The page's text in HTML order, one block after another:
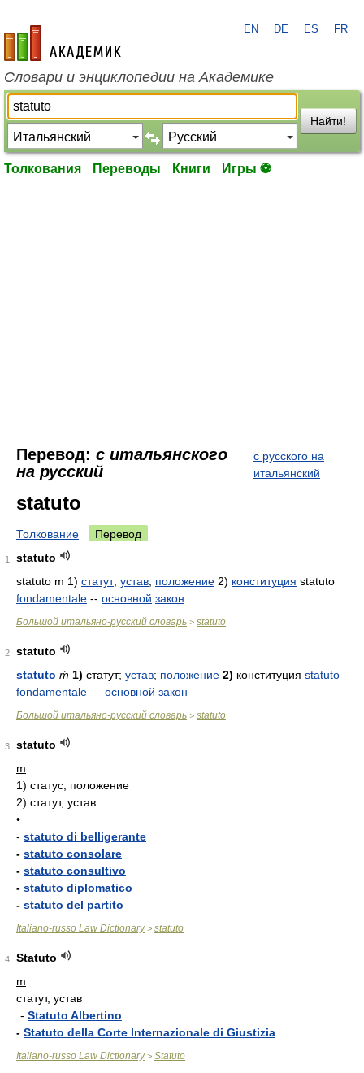
academic.ru
EN DE ES FR
Словари и энциклопедии на Академике
Найти!
Толкования Переводы Книги Игры ⚽
Перевод: с итальянского
на русский
с русского на
итальянский
statuto
Толкование Перевод
1
statuto
statuto m 1) статут; устав; положение 2) конституция statuto
fondamentale -- основной закон
Большой итальяно-русский словарь > statuto
2
statuto
statuto ḿ 1) статут; устав; положение 2) конституция statuto
fondamentale — основной закон
Большой итальяно-русский словарь > statuto
3
statuto
m
1) статус, положение
2) статут, устав
•
- statuto di belligerante
- statuto consolare
- statuto consultivo
- statuto diplomatico
- statuto del partito
Italiano-russo Law Dictionary> statuto
4
Statuto
m
статут, устав
- Statuto Albertino
- Statuto della Corte Internazionale di Giustizia
Italiano-russo Law Dictionary> Statuto